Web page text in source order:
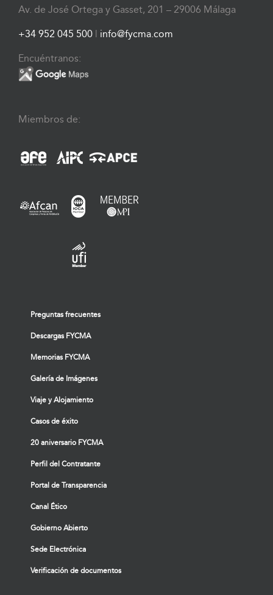
Av. de José Ortega y Gasset, 201 – 29006 Málaga
+34 952 045 500 | info@fycma.com
Encuéntranos:
Miembros de:
Preguntas frecuentes
Descargas FYCMA
Memorias FYCMA
Galería de Imágenes
Viaje y Alojamiento
Casos de éxito
20 aniversario FYCMA
Perfil del Contratante
Portal de Transparencia
Canal Ético
Gobierno Abierto
Sede Electrónica
Verificación de documentos